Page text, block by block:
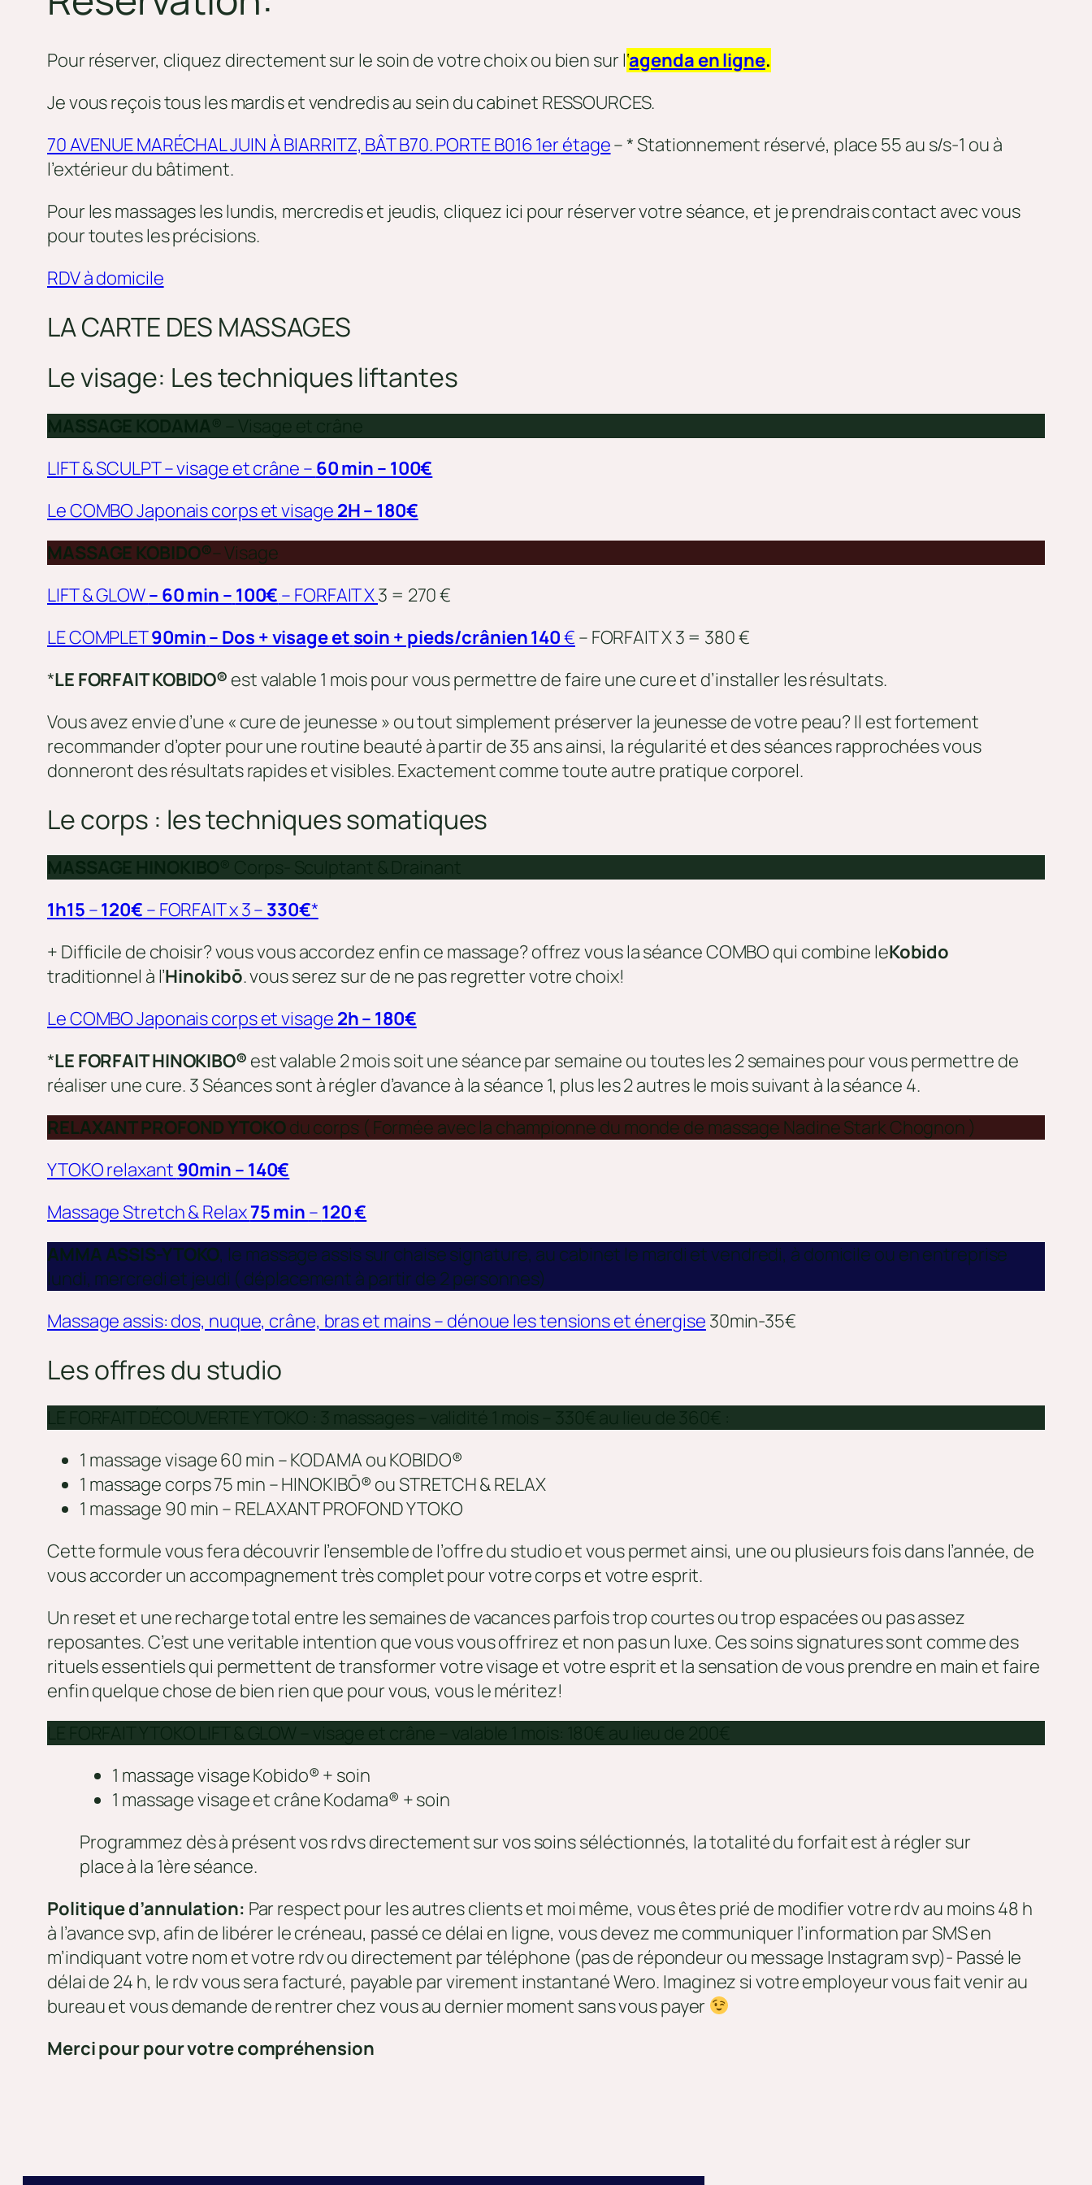
Pour réserver, cliquez directement sur le soin de votre choix ou bien sur l‘agenda en ligne.
Je vous reçois tous les mardis et vendredis au sein du cabinet RESSOURCES.
70 AVENUE MARÉCHAL JUIN À BIARRITZ, BÂT B70. PORTE B016 1er étage– * Stationnement réservé, place 55 au s/s-1 ou à
l’extérieur du bâtiment.
Pour les massages les lundis, mercredis et jeudis, cliquez ici pour réserver votre séance, et je prendrais contact avec vous
pour toutes les précisions.
RDV à domicile
LA CARTE DES MASSAGES
Le visage: Les techniques liftantes
LIFT & SCULPT – visage et crâne – 60 min – 100€
Le COMBO Japonais corps et visage 2H – 180€
MASSAGE KOBIDO®– Visage
LIFT & GLOW– 60 min – 100€ – FORFAIT X3 = 270 €
LE COMPLET90min– Dos + visage et soin + pieds/crânien 140€ – FORFAIT X 3 = 380 €
*LE FORFAIT KOBIDO® est valable 1 mois pour vous permettre de faire une cure et d’installer les résultats.
Vous avez envie d’une « cure de jeunesse » ou tout simplement préserver la jeunesse de votre peau? Il est fortement
recommander d’opter pour une routine beauté à partir de 35 ans ainsi, la régularité et des séances rapprochées vous
donneront des résultats rapides et visibles. Exactement comme toute autre pratique corporel.
Le corps : les techniques somatiques
1h15 –120€ – FORFAIT x 3 – 330€*
+ Difficile de choisir? vous vous accordez enfin ce massage? offrez vous la séance COMBO qui combine leKobido
traditionnel à l’Hinokibō. vous serez sur de ne pas regretter votre choix!
Le COMBO Japonais corps et visage 2h – 180€
*LE FORFAIT HINOKIBO® est valable 2 mois soit une séance par semaine ou toutes les 2 semaines pour vous permettre de
réaliser une cure. 3 Séances sont à régler d’avance à la séance 1, plus les 2 autres le mois suivant à la séance 4.
RELAXANT PROFOND YTOKOdu corps ( Formée avec la championne du monde de massage Nadine Stark Chognon )
YTOKO relaxant 90min – 140€
Massage Stretch & Relax75 min – 120€
AMMA ASSIS-YTOKO, le massage assis sur chaise signature, au cabinet le mardi et vendredi, à domicile ou en entreprise
lundi, mercredi et jeudi ( déplacement à partir de 2 personnes)
Massage assis: dos, nuque, crâne, bras et mains – dénoue les tensions et énergise 30min-35€
Les offres du studio
1 massage visage 60 min – KODAMA ou KOBIDO®
1 massage corps 75 min – HINOKIBŌ® ou STRETCH & RELAX
1 massage 90 min – RELAXANT PROFOND YTOKO
Cette formule vous fera découvrir l’ensemble de l’offre du studio et vous permet ainsi, une ou plusieurs fois dans l’année, de
vous accorder un accompagnement très complet pour votre corps et votre esprit.
Un reset et une recharge total entre les semaines de vacances parfois trop courtes ou trop espacées ou pas assez
reposantes. C’est une veritable intention que vous vous offrirez et non pas un luxe. Ces soins signatures sont comme des
rituels essentiels qui permettent de transformer votre visage et votre esprit et la sensation de vous prendre en main et faire
enfin quelque chose de bien rien que pour vous, vous le méritez!
1 massage visage Kobido® + soin
1 massage visage et crâne Kodama® + soin
Programmez dès à présent vos rdvs directement sur vos soins séléctionnés, la totalité du forfait est à régler sur
place à la 1ère séance.
Politique d’annulation: Par respect pour les autres clients et moi même, vous êtes prié de modifier votre rdv au moins 48 h
à l’avance svp, afin de libérer le créneau, passé ce délai en ligne, vous devez me communiquer l’information par SMS en
m’indiquant votre nom et votre rdv ou directement par téléphone (pas de répondeur ou message Instagram svp)- Passé le
délai de 24 h, le rdv vous sera facturé, payable par virement instantané Wero. Imaginez si votre employeur vous fait venir au
bureau et vous demande de rentrer chez vous au dernier moment sans vous payer
Merci pour pour votre compréhension